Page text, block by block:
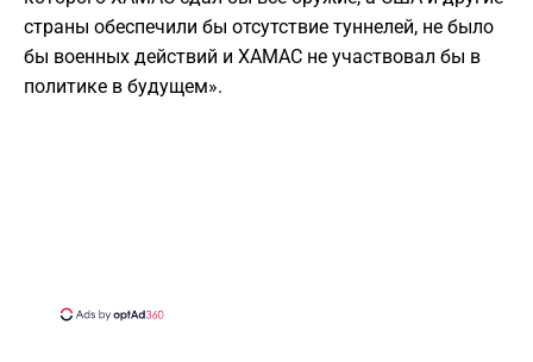
страны обеспечили бы отсутствие туннелей, не было
бы военных действий и ХАМАС не участвовал бы в
политике в будущем».